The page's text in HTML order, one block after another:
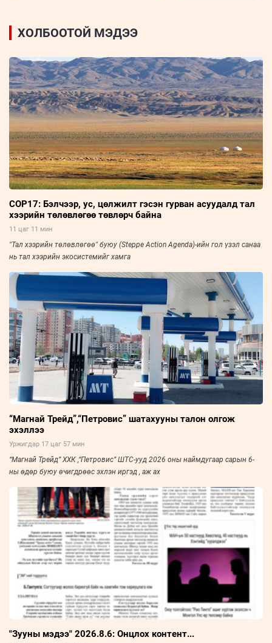
ХОЛБООТОЙ МЭДЭЭ
COP17: Бэлчээр, ус, цөлжилт гэсэн гурван асуудалд тал
хээрийн төлөвлөгөө төвлөрч байна
11 цаг 11 мин
"Тал хээрийн төлөвлөгөө" буюу (Steppe Action Agenda)-ийн гол үзэл санаа
нь тал хээрийн экосистемийг хамга
“Магнай Трейд”,“Петровис” шатахууны талон олгож
эхэллээ
Уржигдар 17 цаг 57 мин
“Магнай Трейд” ХХК ,“Петровис” ШТС-ууд 2026 оны наймдугаар сарын 6-
ны өдөр буюу өчигдрөөс эхлэн иргэд , аж ах
"Зууны мэдээ" 2026.8.6: Онцлох контент...